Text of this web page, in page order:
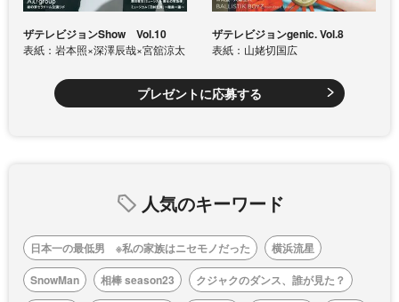
ザテレビジョンShow Vol.10
表紙：岩本照×深澤辰哉×宮舘涼太
ザテレビジョンgenic. Vol.8
表紙：山姥切国広
プレゼントに応募する
人気のキーワード
日本一の最低男 ※私の家族はニセモノだった
横浜流星
SnowMan
相棒 season23
クジャクのダンス、誰が見た？